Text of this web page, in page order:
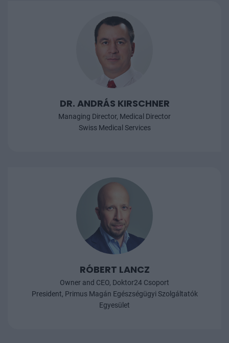
DR. ANDRÁS KIRSCHNER
Managing Director, Medical Director
Swiss Medical Services
RÓBERT LANCZ
Owner and CEO, Doktor24 Csoport
President, Primus Magán Egészségügyi Szolgáltatók
Egyesület